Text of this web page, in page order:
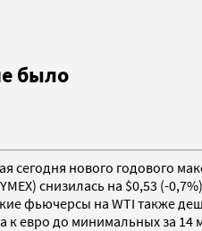
было
сегодня нового годового
снизилась на $0,53 (-
фьючерсы на WTI также
евро до минимальных за